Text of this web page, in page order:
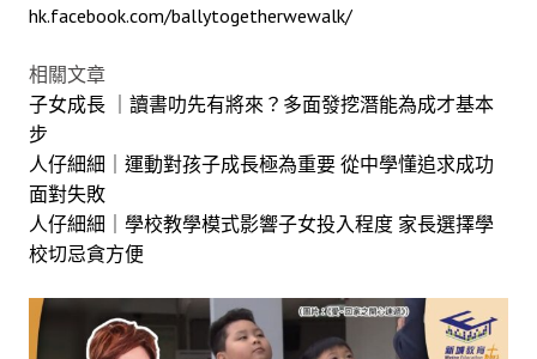
hk.facebook.com/ballytogetherwewalk/
相關文章
子女成長 ｜讀書叻先有將來？多面發挖潛能為成才基本
步
人仔細細｜運動對孩子成長極為重要 從中學懂追求成功
面對失敗
人仔細細｜學校教學模式影響子女投入程度 家長選擇學
校切忌貪方便